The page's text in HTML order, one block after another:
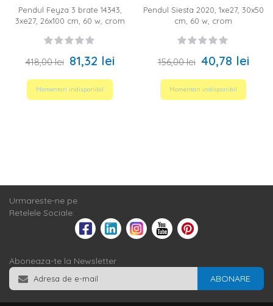
Pendul Feyza 3 brate 14343,
3xe27, 26x100 cm, 60 w, crom
418,00 lei 81,32 lei
Momentan indisponibil
Pendul Siesta 2020, 1xe27, 30x50
cm, 60 w, crom
156,00 lei 40,78 lei
Momentan indisponibil
Urmareste-ne pe
Retelele Sociale:
Aboneaza-te la Newsletter
ABONARE